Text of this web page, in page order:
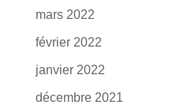
mars 2022
février 2022
janvier 2022
décembre 2021